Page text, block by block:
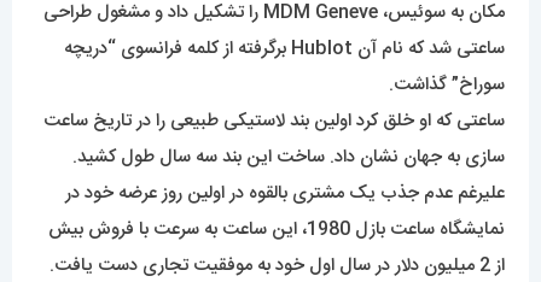
مکان به سوئیس، MDM Geneve را تشکیل داد و مشغول طراحی
ساعتی شد که نام آن Hublot برگرفته از کلمه فرانسوی “دریچه
سوراخ” گذاشت.
ساعتی که او خلق کرد اولین بند لاستیکی طبیعی را در تاریخ ساعت
سازی به جهان نشان داد. ساخت این بند سه سال طول کشید.
علیرغم عدم جذب یک مشتری بالقوه در اولین روز عرضه خود در
نمایشگاه ساعت بازل 1980، این ساعت به سرعت با فروش بیش
از 2 میلیون دلار در سال اول خود به موفقیت تجاری دست یافت.